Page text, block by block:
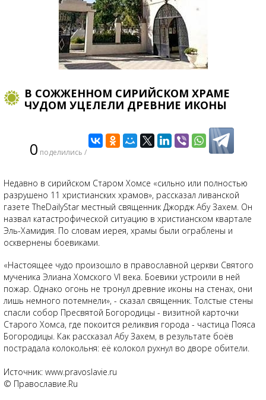
В СОЖЖЕННОМ СИРИЙСКОМ ХРАМЕ
ЧУДОМ УЦЕЛЕЛИ ДРЕВНИЕ ИКОНЫ
0 поделились /
Недавно в сирийском Старом Хомсе «сильно или полностью
разрушено 11 христианских храмов», рассказал ливанской
газете TheDailyStar местный священник Джордж Абу Захем. Он
назвал катастрофической ситуацию в христианском квартале
Эль-Хамидия. По словам иерея, храмы были ограблены и
осквернены боевиками.
«Настоящее чудо произошло в православной церкви Святого
мученика Элиана Хомского VI века. Боевики устроили в ней
пожар. Однако огонь не тронул древние иконы на стенах, они
лишь немного потемнели», - сказал священник. Толстые стены
спасли собор Пресвятой Богородицы - визитной карточки
Старого Хомса, где покоится реликвия города - частица Пояса
Богородицы. Как рассказал Абу Захем, в результате боёв
пострадала колокольня: её колокол рухнул во дворе обители.
Источник: www.pravoslavie.ru
© Православие.Ru